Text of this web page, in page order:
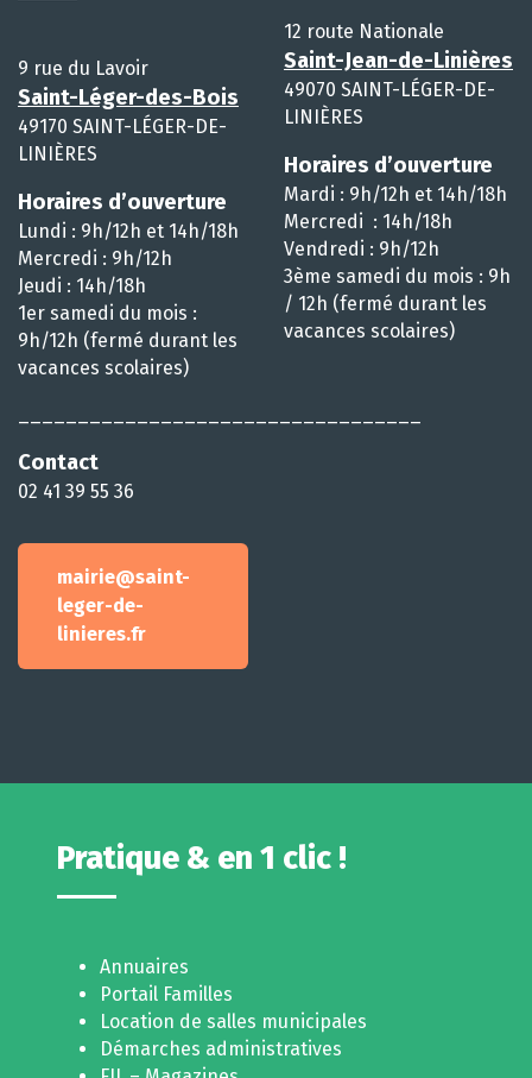
9 rue du Lavoir
Saint-Léger-des-Bois
49170 SAINT-LÉGER-DE-
LINIÈRES
Horaires d’ouverture
Lundi : 9h/12h et 14h/18h
Mercredi : 9h/12h
Jeudi : 14h/18h
1er samedi du mois :
9h/12h (fermé durant les
vacances scolaires)
Contact
02 41 39 55 36
mairie@saint-
leger-de-
linieres.fr
12 route Nationale
Saint-Jean-de-Linières
49070 SAINT-LÉGER-DE-
LINIÈRES
Horaires d’ouverture
Mardi : 9h/12h et 14h/18h
Mercredi : 14h/18h
Vendredi : 9h/12h
3ème samedi du mois : 9h
/ 12h (fermé durant les
vacances scolaires)
Pratique & en 1 clic !
Annuaires
Portail Familles
Location de salles municipales
Démarches administratives